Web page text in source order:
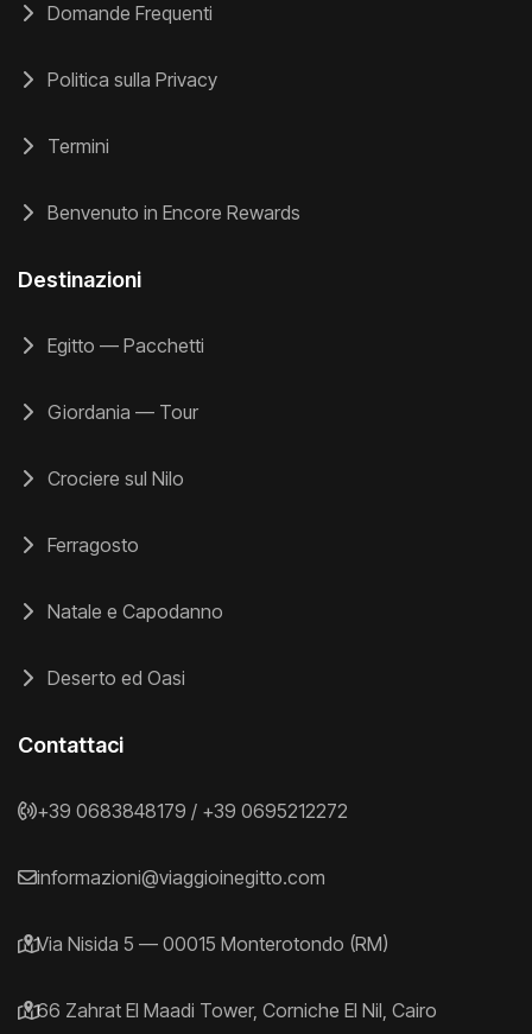
Domande Frequenti
Politica sulla Privacy
Termini
Benvenuto in Encore Rewards
Destinazioni
Egitto — Pacchetti
Giordania — Tour
Crociere sul Nilo
Ferragosto
Natale e Capodanno
Deserto ed Oasi
Contattaci
+39 0683848179 / +39 0695212272
informazioni@viaggioinegitto.com
Via Nisida 5 — 00015 Monterotondo (RM)
66 Zahrat El Maadi Tower, Corniche El Nil, Cairo